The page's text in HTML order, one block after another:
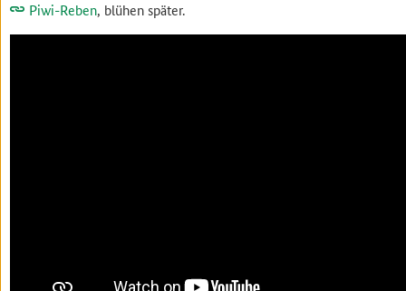
Piwi-Reben, blühen später.